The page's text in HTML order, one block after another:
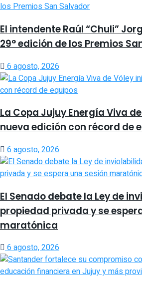
El intendente Raúl “Chuli”
29° edición de los Premios
6 agosto, 2026
La Copa Jujuy Energía Viva
nueva edición con récord de
6 agosto, 2026
El Senado debate la Ley de
propiedad privada y se
maratónica
6 agosto, 2026